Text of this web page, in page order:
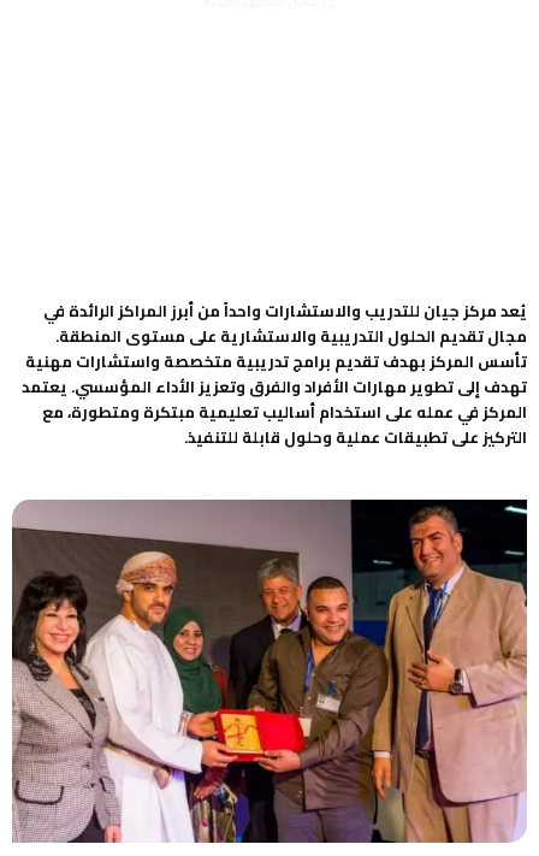
يُعد مركز جيان للتدريب والاستشارات واحداً من أبرز المراكز الرائدة في
مجال تقديم الحلول التدريبية والاستشارية على مستوى المنطقة.
تأسس المركز بهدف تقديم برامج تدريبية متخصصة واستشارات مهنية
تهدف إلى تطوير مهارات الأفراد والفرق وتعزيز الأداء المؤسسي. يعتمد
المركز في عمله على استخدام أساليب تعليمية مبتكرة ومتطورة، مع
التركيز على تطبيقات عملية وحلول قابلة للتنفيذ.